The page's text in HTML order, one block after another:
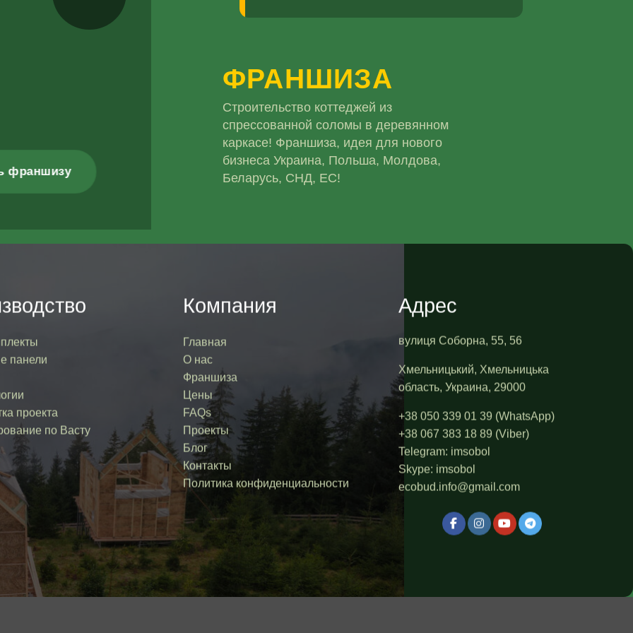
франшизу
ФРАНШИЗА
Строительство коттеджей из
спрессованной соломы в деревянном
каркасе! Франшиза, идея для нового
бизнеса Украина, Польша, Молдова,
Беларусь, СНД, ЕС!
панели
проекта
по Васту
Компания
Главная
О нас
Франшиза
Цены
FAQs
Проекты
Блог
Контакты
Политика конфиденциальности
Адрес
вулиця Соборна, 55, 56
Хмельницький, Хмельницька
область, Украина, 29000
+38 050 339 01 39 (WhatsApp)
+38 067 383 18 89 (Viber)
Telegram: imsobol
Skype: imsobol
ecobud.info@gmail.com